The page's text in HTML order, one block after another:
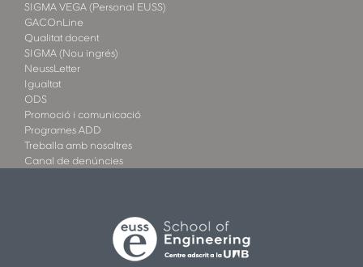
SIGMA VEGA (Personal EUSS)
GACOnLine
Qualitat docent
SIGMA (Nou ingrés)
NeussLetter
Igualtat
ODS
Promoció i comunicació
Programes ADD
Treballa amb nosaltres
Canal de denúncies